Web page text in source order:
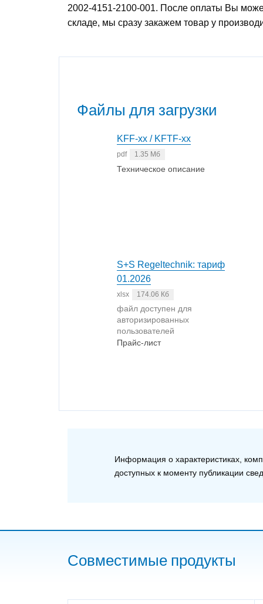
2002-4151-2100-001. После оплаты Вы
складе, мы сразу закажем товар у
Файлы для загрузки
KFF-xx / KFTF-xx
pdf 1.35 Мб
Техническое описание
S+S Regeltechnik: тариф
01.2026
xlsx 174.06 Кб
файл доступен для
авторизированных
пользователей
Прайс-лист
Информация о характеристиках,
доступных к моменту публикации
Совместимые продукты